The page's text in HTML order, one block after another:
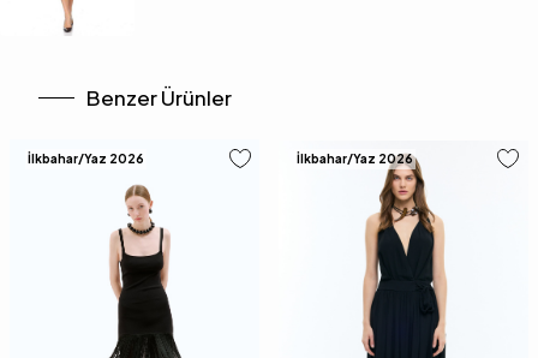
Benzer Ürünler
İlkbahar/Yaz 2026 İlkbahar/Yaz 2026